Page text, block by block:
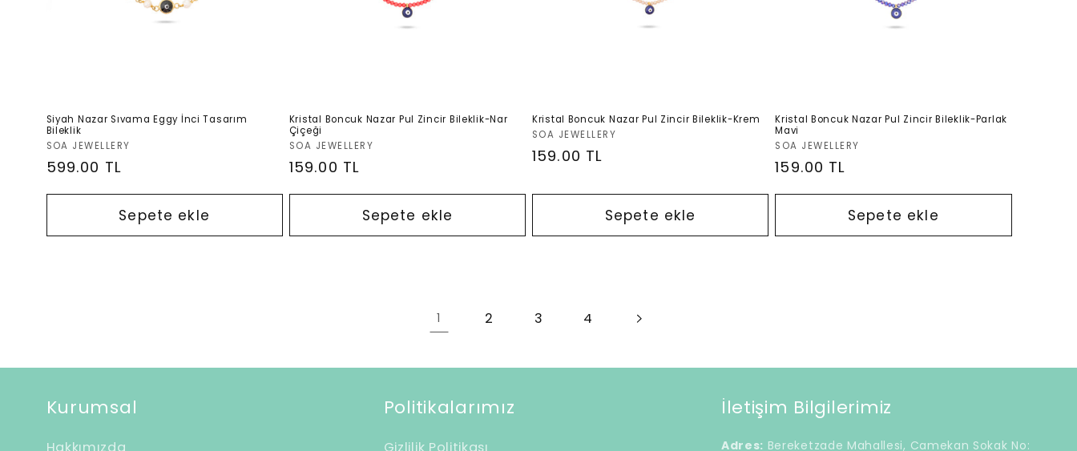
Siyah Nazar Sıvama Eggy İnci Tasarım
Bileklik
Satıcı:
SOA JEWELLERY
Normal
599.00 TL
Sepete ekle
Kristal Boncuk Nazar Pul Zincir Bileklik-Nar
Çiçeği
Satıcı:
SOA JEWELLERY
Normal
159.00 TL
Sepete ekle
Kristal Boncuk Nazar Pul Zincir Bileklik-Krem
Satıcı:
SOA JEWELLERY
Normal
159.00 TL
Sepete ekle
Kristal Boncuk Nazar Pul Zincir Bileklik-Parlak
Mavi
Satıcı:
SOA JEWELLERY
Normal
159.00 TL
Sepete ekle
1 2 3 4
Kurumsal Politikalarımız İletişim Bilgilerimiz
Adres: Bereketzade Mahallesi, Camekan Sokak No: